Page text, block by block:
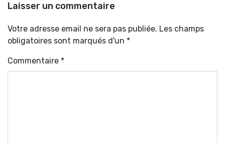
Laisser un commentaire
Votre adresse email ne sera pas publiée. Les champs
obligatoires sont marqués d'un *
Commentaire *